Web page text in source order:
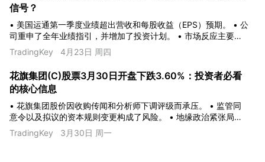
信号？
• 美国运通第一季度业绩超出营收和每股收益（EPS）预期。 • 公
司重申了全年业绩指引，并增加了投资计划。 • 市场反应主要受
业绩展望、宏观不确定性及行业担忧影响。
TradingKey 4月23日 周四
花旗集团(C)股票3月30日开盘下跌3.60%：投资者必看
的核心信息
• 花旗集团股价因收购传闻和分析师下调评级而承压。 • 监管同
意令以及拟议的资本规则变更构成了风险。 • 地缘政治紧张局势
和油价上涨加剧了市场担忧。
TradingKey 3月30日 周一